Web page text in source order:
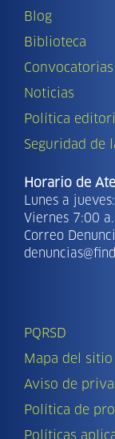
Blog
Biblioteca
Convocatorias
Noticias
Política
Seguridad de
Horario de
Lunes a
Viernes 7:00
Correo
PQRSD
Mapa del sitio
Aviso de
Política de
Políticas